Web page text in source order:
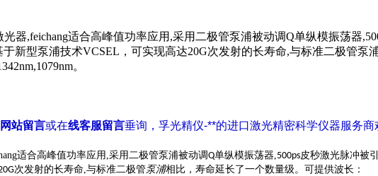
器,feichang适合高峰值功率应用,采用二极管泵浦被动调Q单纵模振荡器
新型泵浦技术VCSEL，可实现高达20G次发射的长寿命,与标准二极管泵
。
网站留言或在线客服留言垂询，孚光精仪-**的进口激光精密科学仪器服务商
适合高峰值功率应用,采用二极管泵浦被动调Q单纵模振荡器, 500ps皮秒激光脉冲被
次发射的长寿命,与标准二极管 泵浦相比，寿命延长了一个数量级。可提供波长：